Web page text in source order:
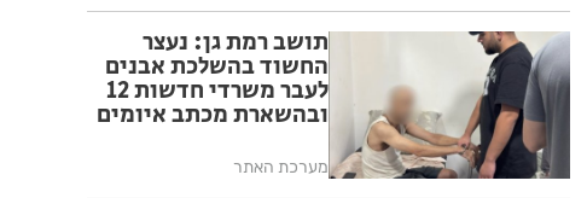
תושב רמת גן: נעצר
החשוד בהשלכת אבנים
לעבר משרדי חדשות 12
ובהשארת מכתב איומים
מערכת האתר